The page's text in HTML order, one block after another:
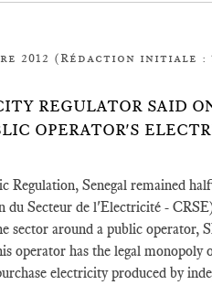
2012 (Rédaction initiale :
REGULATOR SAID
OPERATOR'S
Regulation, Senegal remained
du Secteur de l'Electricité -
sector around a public operator,
operator has the legal
electricity produced by